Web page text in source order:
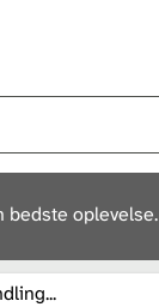
bedste oplevelse.